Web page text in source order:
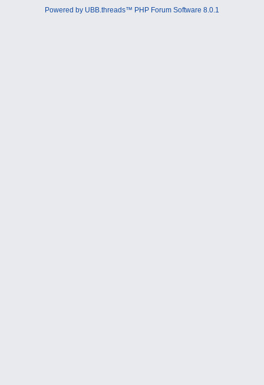
Powered by UBB.threads™ PHP Forum Software 8.0.1